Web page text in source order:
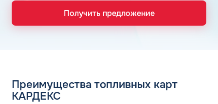
Получить предложение
Преимущества топливных карт
КАРДЕКС